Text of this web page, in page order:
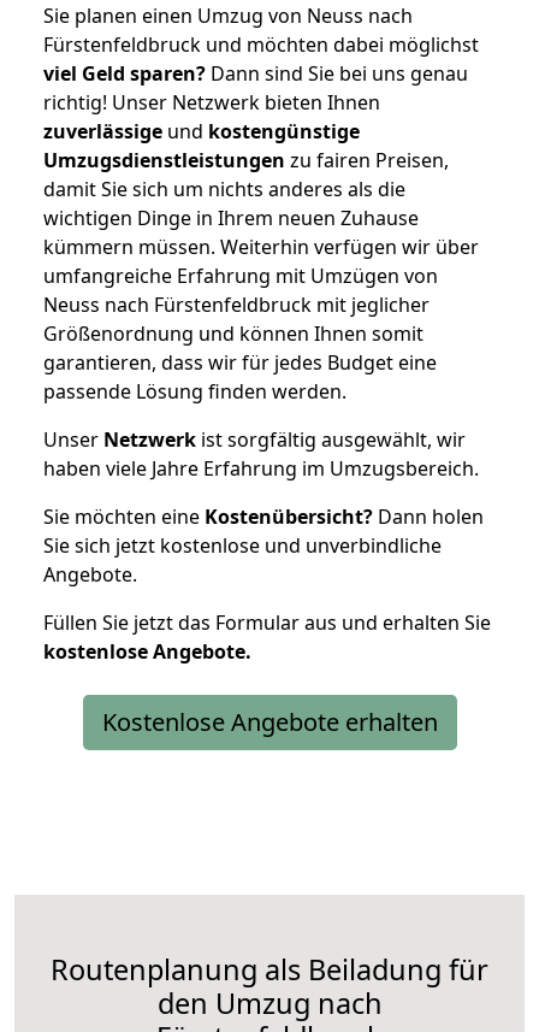
Sie planen einen Umzug von Neuss nach
Fürstenfeldbruck und möchten dabei möglichst
viel Geld sparen? Dann sind Sie bei uns genau
richtig! Unser Netzwerk bieten Ihnen
zuverlässige und kostengünstige
Umzugsdienstleistungen zu fairen Preisen,
damit Sie sich um nichts anderes als die
wichtigen Dinge in Ihrem neuen Zuhause
kümmern müssen. Weiterhin verfügen wir über
umfangreiche Erfahrung mit Umzügen von
Neuss nach Fürstenfeldbruck mit jeglicher
Größenordnung und können Ihnen somit
garantieren, dass wir für jedes Budget eine
passende Lösung finden werden.
Unser Netzwerk ist sorgfältig ausgewählt, wir
haben viele Jahre Erfahrung im Umzugsbereich.
Sie möchten eine Kostenübersicht? Dann holen
Sie sich jetzt kostenlose und unverbindliche
Angebote.
Füllen Sie jetzt das Formular aus und erhalten Sie
kostenloseAngebote.
Kostenlose Angebote erhalten
Routenplanung als Beiladung für
den Umzug nach